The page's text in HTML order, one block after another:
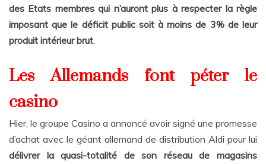
des Etats membres qui n’auront plus à respecter la règle
imposant que le déficit public soit à moins de 3% de leur
produit intérieur brut.
Les Allemands font péter le
casino
Hier, le groupe Casino a annoncé avoir signé une promesse
d’achat avec le géant allemand de distribution Aldi pour lui
délivrer la quasi-totalité de son réseau de magasins